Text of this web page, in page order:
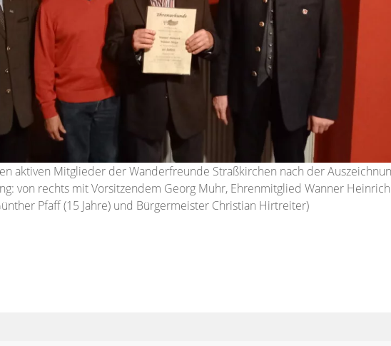
aktiven Mitglieder der Wanderfreunde Straßkirchen nach der
von rechts mit Vorsitzendem Georg Muhr, Ehrenmitglied Wanner
Pfaff (15 Jahre) und Bürgermeister Christian Hirtreiter)